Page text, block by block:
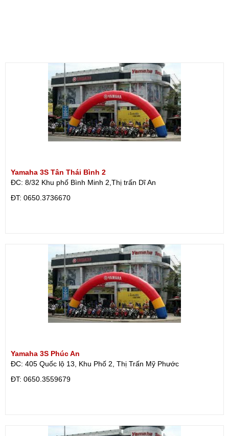
Yamaha 3S Tân Thái Bình 2
ĐC: 8/32 Khu phố Bình Minh 2,Thị trấn Dĩ An
ÐT: 0650.3736670
Yamaha 3S Phúc An
ĐC: 405 Quốc lộ 13, Khu Phố 2, Thị Trấn Mỹ Phước
ÐT: 0650.3559679